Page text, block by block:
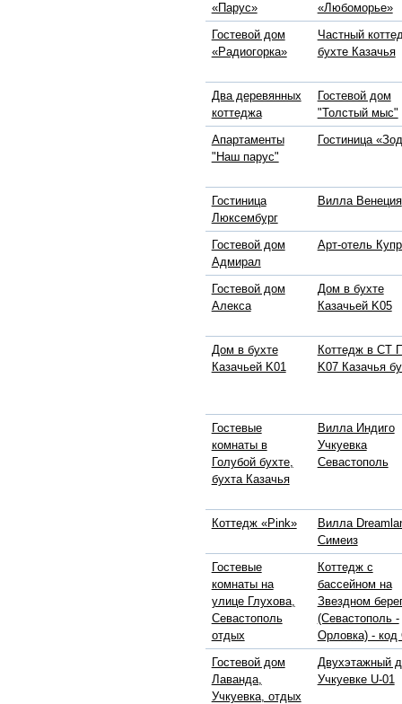
«Парус»
«Любоморье»
Гостевой дом
«Радиогорка»
Частный
бухте Казачья
Два деревянных
коттеджа
Гостевой дом
"Толстый мыс"
Апартаменты
"Наш парус"
Гостиница
Гостиница
Люксембург
Вилла Венеция
Гостевой дом
Адмирал
Арт-отель
Гостевой дом
Алекса
Дом в бухте
Казачьей K05
Дом в бухте
Казачьей K01
Коттедж в СТ
K07 Казачья
Гостевые
комнаты в
Голубой бухте,
бухта Казачья
Вилла Индиго
Учкуевка
Севастополь
Коттедж «Pink»
Вилла
Симеиз
Гостевые
комнаты на
улице Глухова,
Севастополь
отдых
Коттедж с
бассейном на
Звездном
(Севастополь -
Орловка) - код
Гостевой дом
Лаванда,
Учкуевка, отдых
Двухэтажный
Учкуевке U-01